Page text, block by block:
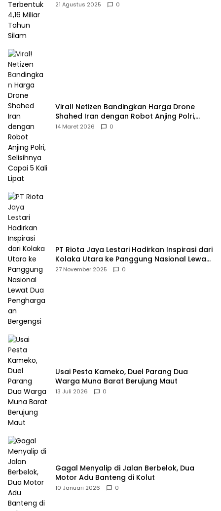
21 Agustus 2025 0
Viral! Netizen Bandingkan Harga Drone
Shahed Iran dengan Robot Anjing Polri,
Selisihnya Capai 5 Kali Lipat
14 Maret 2026 0
PT Riota Jaya Lestari Hadirkan Inspirasi dari
Kolaka Utara ke Panggung Nasional Lewat
Dua Penghargaan Bergengsi
27 November 2025 0
Usai Pesta Kameko, Duel Parang Dua
Warga Muna Barat Berujung Maut
13 Juli 2026 0
Gagal Menyalip di Jalan Berbelok, Dua
Motor Adu Banteng di Kolut
10 Januari 2026 0